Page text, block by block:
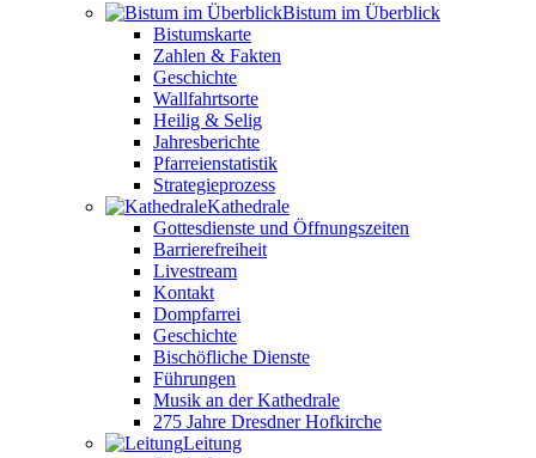
Bistum im Überblick
Bistumskarte
Zahlen & Fakten
Geschichte
Wallfahrtsorte
Heilig & Selig
Jahresberichte
Pfarreienstatistik
Strategieprozess
Kathedrale
Gottesdienste und Öffnungszeiten
Barrierefreiheit
Livestream
Kontakt
Dompfarrei
Geschichte
Bischöfliche Dienste
Führungen
Musik an der Kathedrale
275 Jahre Dresdner Hofkirche
Leitung